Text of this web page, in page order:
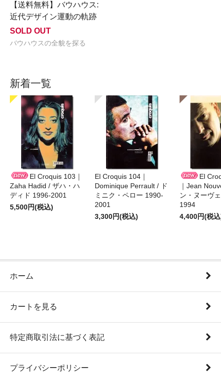
【送料無料】バウハウス:
近代デザイン運動の軌跡
SOLD OUT
バウハウスの全貌を探る
新着一覧
El Croquis 103｜
Zaha Hadid / ザハ・ハ
ディド 1996-2001
5,500円(税込)
El Croquis 104｜
Dominique Perrault / ド
ミニク・ペロー 1990-
2001
3,300円(税込)
El
｜Jean
ン・ヌーヴ
1994
4,400円(税
ホーム
カートを見る
特定商取引法に基づく表記
プライバシーポリシー